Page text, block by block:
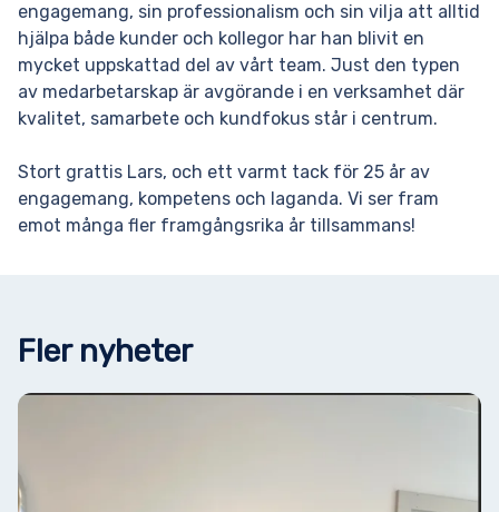
engagemang, sin professionalism och sin vilja att alltid
hjälpa både kunder och kollegor har han blivit en
mycket uppskattad del av vårt team. Just den typen
av medarbetarskap är avgörande i en verksamhet där
kvalitet, samarbete och kundfokus står i centrum.
Stort grattis Lars, och ett varmt tack för 25 år av
engagemang, kompetens och laganda. Vi ser fram
emot många fler framgångsrika år tillsammans!
Fler nyheter